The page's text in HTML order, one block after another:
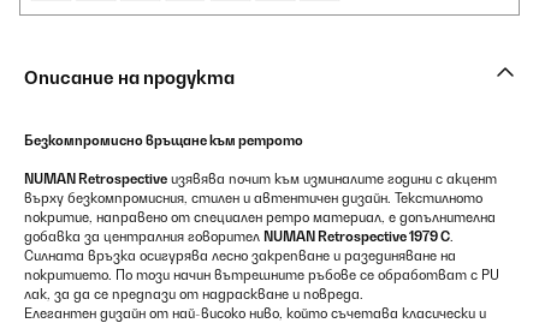
Описание на продукта
Безкомпромисно връщане към ретрото
NUMAN Retrospective изявява почит към изминалите години с акцент
върху безкомпромисния, стилен и автентичен дизайн. Текстилното
покритие, направено от специален ретро материал, е допълнителна
добавка за централния говорител NUMAN Retrospective 1979 C.
Силната връзка осигурява лесно закрепване и разединяване на
покритието. По този начин вътрешните ръбове се обработват с PU
лак, за да се предпази от надраскване и повреда.
Елегантен дизайн от най-високо ниво, който съчетава класически и